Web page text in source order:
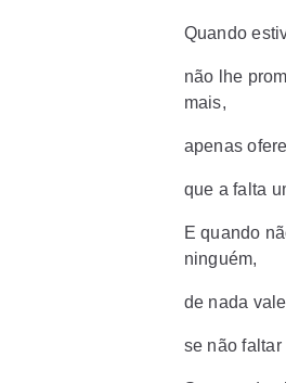
Quando
não lhe
mais,
apenas
que a falta
E quando
ninguém,
de nada
se não